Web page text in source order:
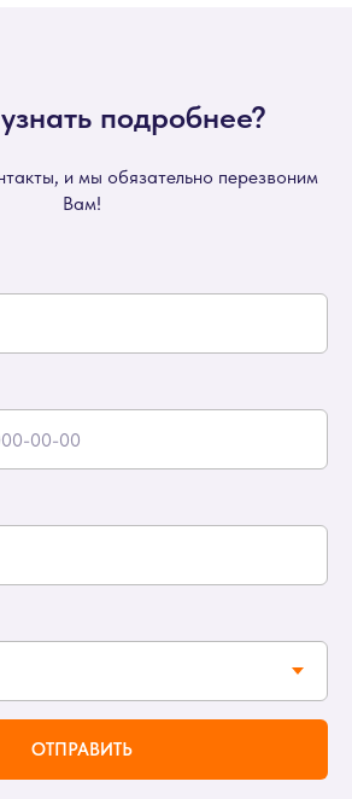
подробнее?
и мы обязательно перезвоним
Вам!
ОТПРАВИТЬ